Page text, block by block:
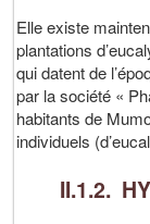
Elle existe
plantations
qui datent de
par la société «
habitants de
individuels
II.1.2.